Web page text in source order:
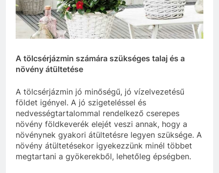
A tölcsérjázmin számára szükséges talaj és a
növény átültetése
A tölcsérjázmin jó minőségű, jó vízelvezetésű
földet igényel. A jó szigeteléssel és
nedvességtartalommal rendelkező cserepes
növény földkeverék elejét veszi annak, hogy a
növénynek gyakori átültetésre legyen szüksége. A
növény átültetésekor igyekezzünk minél többet
megtartani a gyökerekből, lehetőleg épségben.